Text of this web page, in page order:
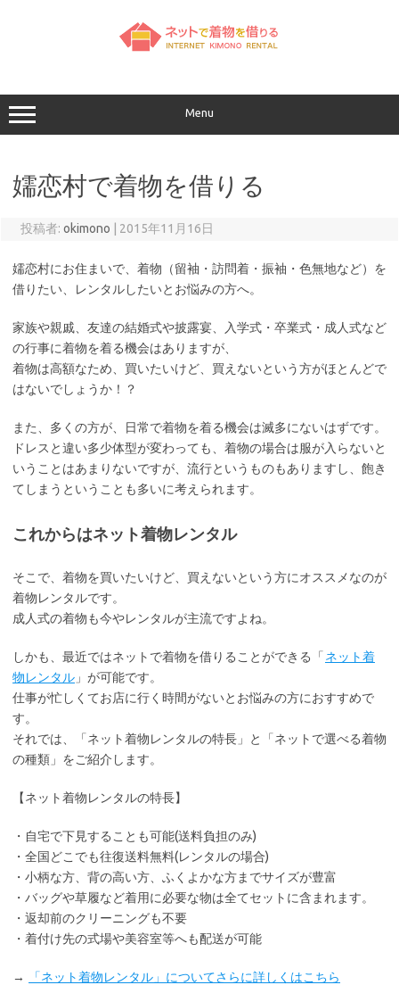
キ
ッ
プ
Menu
嬬恋村で着物を借りる
投稿者: okimono 2015年11月16日
嬬恋村にお住まいで、着物（留袖・訪問着・振袖・色無地など）を
借りたい、レンタルしたいとお悩みの方へ。
家族や親戚、友達の結婚式や披露宴、入学式・卒業式・成人式など
の行事に着物を着る機会はありますが、
着物は高額なため、買いたいけど、買えないという方がほとんどで
はないでしょうか！？
また、多くの方が、日常で着物を着る機会は滅多にないはずです。
ドレスと違い多少体型が変わっても、着物の場合は服が入らないと
いうことはあまりないですが、流行というものもありますし、飽き
てしまうということも多いに考えられます。
これからはネット着物レンタル
そこで、着物を買いたいけど、買えないという方にオススメなのが
着物レンタルです。
成人式の着物も今やレンタルが主流ですよね。
しかも、最近ではネットで着物を借りることができる「 ネット着
物レンタル 」が可能です。
仕事が忙しくてお店に行く時間がないとお悩みの方におすすめで
す。
それでは、「ネット着物レンタルの特長」と「ネットで選べる着物
の種類」をご紹介します。
【ネット着物レンタルの特長】
・ 自宅で下見することも可能(送料負担のみ)
・全国どこでも往復送料無料(レンタルの場合)
・小柄な方、背の高い方、ふくよかな方までサイズが豊富
・バッグや草履など着用に必要な物は全てセット に含まれます。
・返却前のクリーニングも不要
・着付け先の式場や美容室等へも配送が可能
→ 「ネット着物レンタル」についてさらに詳しくはこちら